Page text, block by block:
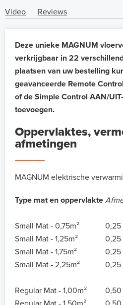
Video
Reviews
Deze unieke MAGNUM
verkrijgbaar in 22
plaatsen van uw bestelling
geavanceerde Remote
of de Simple Control AAN/
toevoegen.
Oppervlaktes,
afmetingen
MAGNUM elektrische
Type mat en oppervlakte
Small Mat - 0,75m²
0,25
Small Mat - 1,25m²
0,25
Small Mat - 1,75m²
0,25
Small Mat - 2,25m²
0,25
Regular Mat - 1,00m²
0,50